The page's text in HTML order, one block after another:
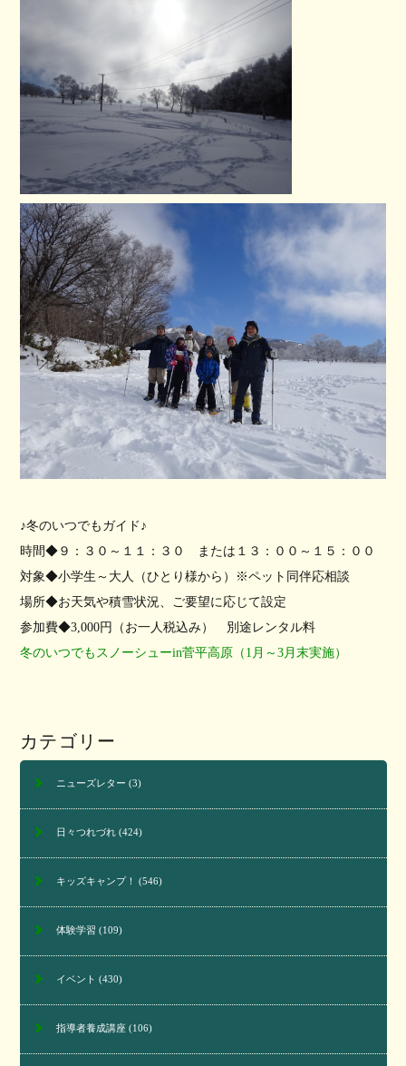
♪冬のいつでもガイド♪
時間◆９：３０～１１：３０ または１３：００～１５：００
対象◆小学生～大人（ひとり様から）※ペット同伴応相談
場所◆お天気や積雪状況、ご要望に応じて設定
参加費◆3,000円（お一人税込み） 別途レンタル料
冬のいつでもスノーシューin菅平高原（1月～3月末実施）
カテゴリー
ニューズレター (3)
日々つれづれ(424)
キッズキャンプ！ (546)
体験学習 (109)
イベント (430)
指導者養成講座(106)